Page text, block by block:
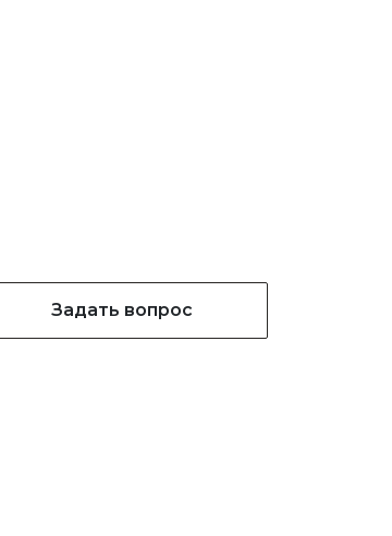
Задать вопрос